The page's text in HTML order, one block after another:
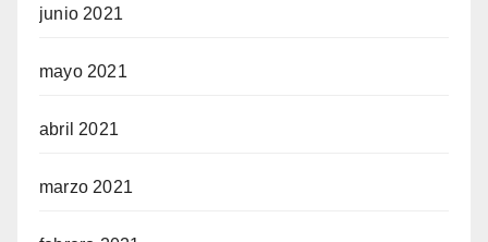
junio 2021
mayo 2021
abril 2021
marzo 2021